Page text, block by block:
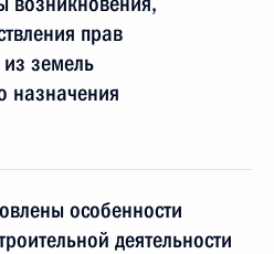
прав
земель
назначения
особенности
деятельности